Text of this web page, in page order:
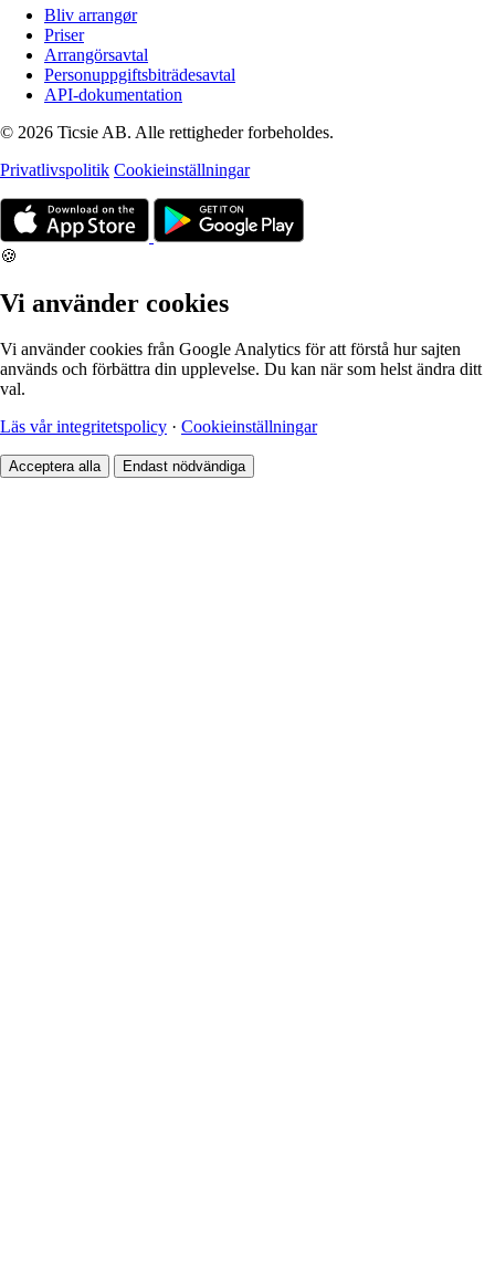
Bliv arrangør
Priser
Arrangörsavtal
Personuppgiftsbiträdesavtal
API-dokumentation
© 2026 Ticsie AB. Alle rettigheder forbeholdes.
Privatlivspolitik Cookieinställningar
🍪
Vi använder cookies
Vi använder cookies från Google Analytics för att förstå hur sajten
används och förbättra din upplevelse. Du kan när som helst ändra ditt
val.
Läs vår integritetspolicy · Cookieinställningar
Acceptera alla Endast nödvändiga